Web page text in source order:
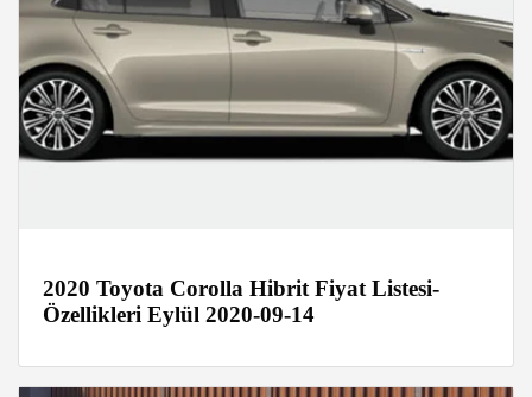
2020 Toyota Corolla Hibrit Fiyat Listesi-
Özellikleri Eylül 2020-09-14